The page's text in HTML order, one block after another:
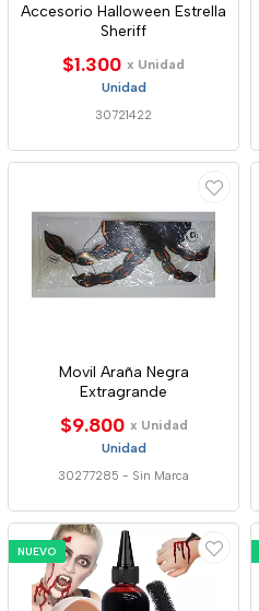
Accesorio Halloween Estrella
Sheriff
$1.300 x Unidad
Unidad
30721422
Movil Araña Negra
Extragrande
$9.800 x Unidad
Unidad
30277285 - Sin Marca
NUEVO